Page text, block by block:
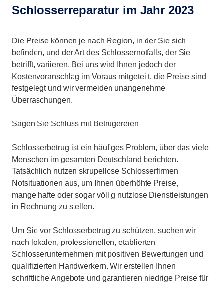
Schlosserreparatur im Jahr 2023
Die Preise können je nach Region, in der Sie sich
befinden, und der Art des Schlossernotfalls, der Sie
betrifft, variieren. Bei uns wird Ihnen jedoch der
Kostenvoranschlag im Voraus mitgeteilt, die Preise sind
festgelegt und wir vermeiden unangenehme
Überraschungen.
Sagen Sie Schluss mit Betrügereien
Schlosserbetrug ist ein häufiges Problem, über das viele
Menschen im gesamten Deutschland berichten.
Tatsächlich nutzen skrupellose Schlosserfirmen
Notsituationen aus, um Ihnen überhöhte Preise,
mangelhafte oder sogar völlig nutzlose Dienstleistungen
in Rechnung zu stellen.
Um Sie vor Schlosserbetrug zu schützen, suchen wir
nach lokalen, professionellen, etablierten
Schlosserunternehmen mit positiven Bewertungen und
qualifizierten Handwerkern. Wir erstellen Ihnen
schriftliche Angebote und garantieren niedrige Preise für